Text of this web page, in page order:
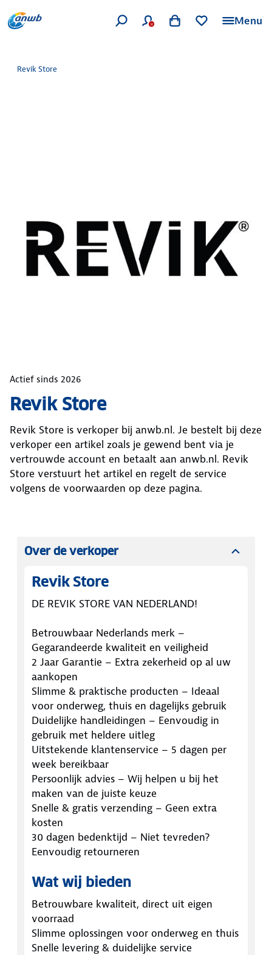
Menu
Revik Store
Actief sinds 2026
Revik Store
Revik Store is verkoper bij anwb.nl. Je bestelt bij deze
verkoper een artikel zoals je gewend bent via je
vertrouwde account en betaalt aan anwb.nl. Revik
Store verstuurt het artikel en regelt de service
volgens de voorwaarden op deze pagina.
Over de verkoper
Revik Store
DE REVIK STORE VAN NEDERLAND!
Betrouwbaar Nederlands merk –
Gegarandeerde kwaliteit en veiligheid
2 Jaar Garantie – Extra zekerheid op al uw
aankopen
Slimme & praktische producten – Ideaal
voor onderweg, thuis en dagelijks gebruik
Duidelijke handleidingen – Eenvoudig in
gebruik met heldere uitleg
Uitstekende klantenservice – 5 dagen per
week bereikbaar
Persoonlijk advies – Wij helpen u bij het
maken van de juiste keuze
Snelle & gratis verzending – Geen extra
kosten
30 dagen bedenktijd – Niet tevreden?
Eenvoudig retourneren
Wat wij bieden
Betrouwbare kwaliteit, direct uit eigen
voorraad
Slimme oplossingen voor onderweg en thuis
Snelle levering & duidelijke service